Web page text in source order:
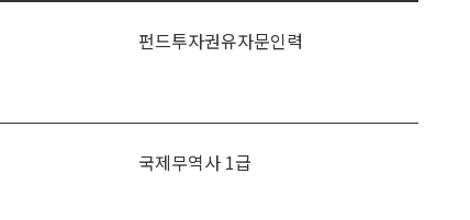
펀드투자권유자문인력
국제무역사 1급